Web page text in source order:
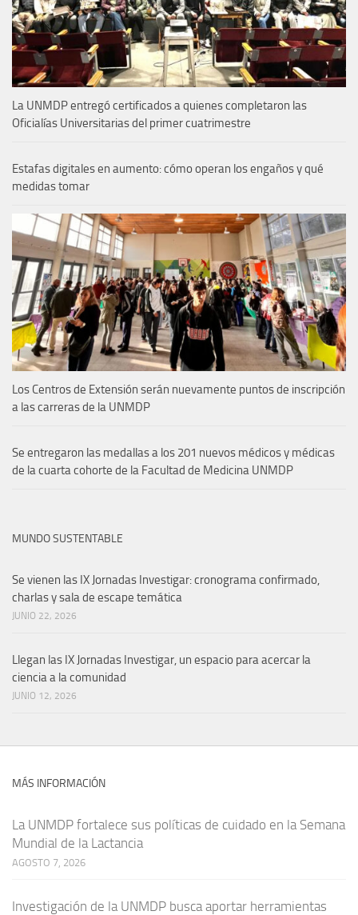
La UNMDP entregó certificados a quienes completaron las
Oficialías Universitarias del primer cuatrimestre
Estafas digitales en aumento: cómo operan los engaños y qué
medidas tomar
Los Centros de Extensión serán nuevamente puntos de inscripción
a las carreras de la UNMDP
Se entregaron las medallas a los 201 nuevos médicos y médicas
de la cuarta cohorte de la Facultad de Medicina UNMDP
MUNDO SUSTENTABLE
Se vienen las IX Jornadas Investigar: cronograma confirmado,
charlas y sala de escape temática
JUNIO 22, 2026
Llegan las IX Jornadas Investigar, un espacio para acercar la
ciencia a la comunidad
JUNIO 12, 2026
MÁS INFORMACIÓN
La UNMDP fortalece sus políticas de cuidado en la Semana
Mundial de la Lactancia
AGOSTO 7, 2026
Investigación de la UNMDP busca aportar herramientas